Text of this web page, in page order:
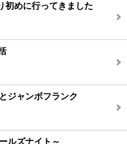
初めに行ってきました
ジャンボフランク
ルズナイト～